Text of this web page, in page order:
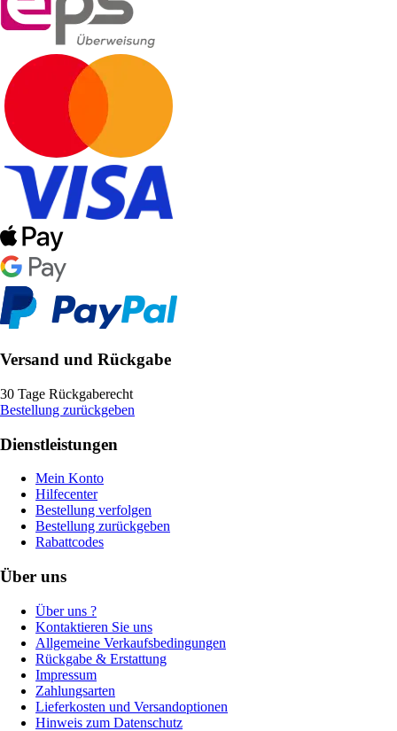
Versand und Rückgabe
30 Tage Rückgaberecht
Bestellung zurückgeben
Dienstleistungen
Mein Konto
Hilfecenter
Bestellung verfolgen
Bestellung zurückgeben
Rabattcodes
Über uns
Über uns ?
Kontaktieren Sie uns
Allgemeine Verkaufsbedingungen
Rückgabe & Erstattung
Impressum
Zahlungsarten
Lieferkosten und Versandoptionen
Hinweis zum Datenschutz